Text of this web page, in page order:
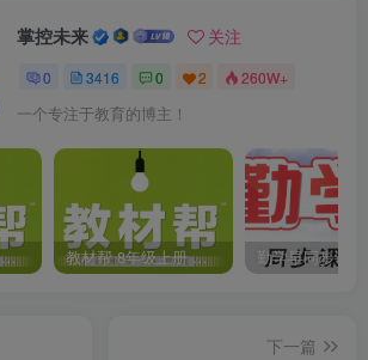
掌控未来 关注
0 3416 0 2 260W+
一个专注于教育的博主！
教材帮 7年级上册 语文人教版(2023秋) 教材帮 8年级上册 语文人教版(2023秋)
下一篇